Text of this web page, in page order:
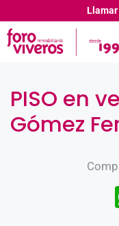
Llamar
PISO en
Gómez